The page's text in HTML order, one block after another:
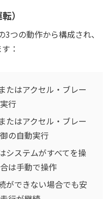
）
つの動作から構成され、
：
たはアクセル・ブレー
行
たはアクセル・ブレー
の自動実行
システムがすべてを操
は手動で操作
ができない場合でも安